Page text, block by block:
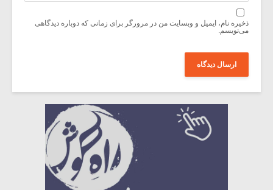
ذخیره نام، ایمیل و وبسایت من در مرورگر برای زمانی که دوباره دیدگاهی
می‌نویسم.